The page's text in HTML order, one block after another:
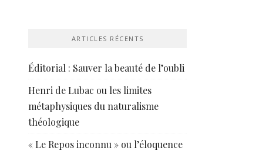
ARTICLES RÉCENTS
Éditorial : Sauver la beauté de l’oubli
Henri de Lubac ou les limites
métaphysiques du naturalisme
théologique
« Le Repos inconnu » ou l’éloquence